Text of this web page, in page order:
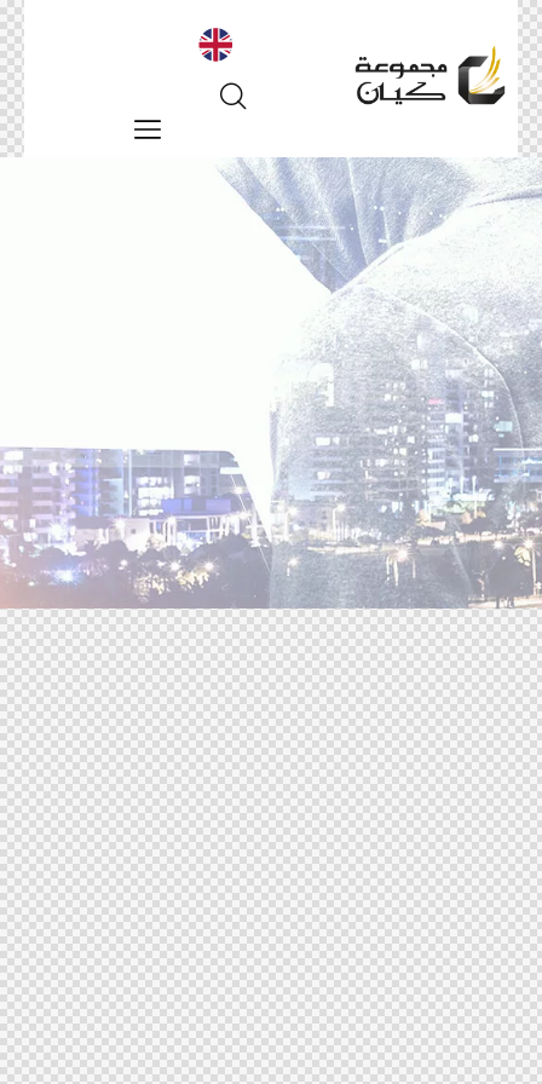
لمعرفة المزيد
تصفح ملف الشركة
ساعة العمل من 9:00 صباحاً إلى 6:00 مساءً (من الأحد إلى الخميس)
6611 000 92 966+